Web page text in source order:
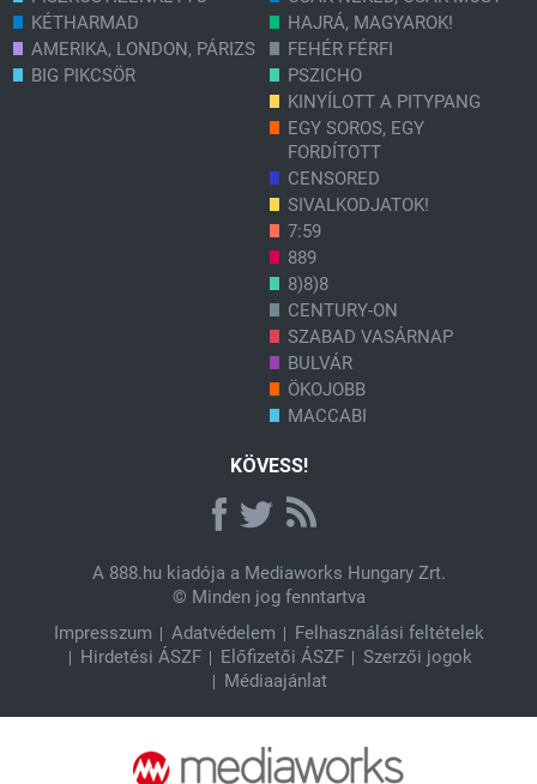
KÉTHARMAD
AMERIKA, LONDON, PÁRIZS
BIG PIKCSÖR
HAJRÁ, MAGYAROK!
FEHÉR FÉRFI
PSZICHO
KINYÍLOTT A PITYPANG
EGY SOROS, EGY
FORDÍTOTT
CENSORED
SIVALKODJATOK!
7:59
889
8)8)8
CENTURY-ON
SZABAD VASÁRNAP
BULVÁR
ÖKOJOBB
MACCABI
KÖVESS!
A 888.hukiadója a Mediaworks Hungary Zrt.
© Minden jog fenntartva
Impresszum
Adatvédelem
Felhasználási feltételek
Hirdetési ÁSZF
Előfizetői ÁSZF
Szerzői jogok
Médiaajánlat